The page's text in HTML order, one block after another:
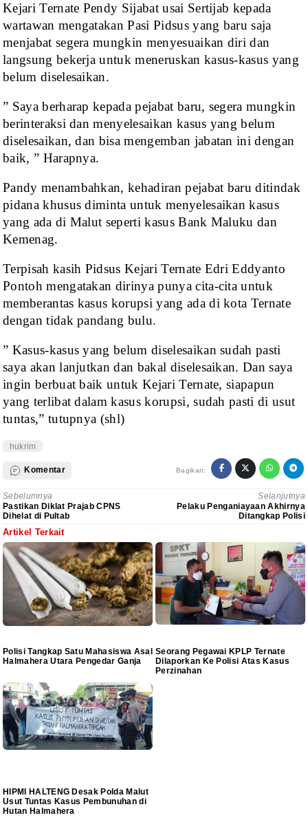
Kejari Ternate Pendy Sijabat usai Sertijab kepada
wartawan mengatakan Pasi Pidsus yang baru saja
menjabat segera mungkin menyesuaikan diri dan
langsung bekerja untuk meneruskan kasus-kasus yang
belum diselesaikan.
” Saya berharap kepada pejabat baru, segera mungkin
berinteraksi dan menyelesaikan kasus yang belum
diselesaikan, dan bisa mengemban jabatan ini dengan
baik, ” Harapnya.
Pandy menambahkan, kehadiran pejabat baru ditindak
pidana khusus diminta untuk menyelesaikan kasus
yang ada di Malut seperti kasus Bank Maluku dan
Kemenag.
Terpisah kasih Pidsus Kejari Ternate Edri Eddyanto
Pontoh mengatakan dirinya punya cita-cita untuk
memberantas kasus korupsi yang ada di kota Ternate
dengan tidak pandang bulu.
” Kasus-kasus yang belum diselesaikan sudah pasti
saya akan lanjutkan dan bakal diselesaikan. Dan saya
ingin berbuat baik untuk Kejari Ternate, siapapun
yang terlibat dalam kasus korupsi, sudah pasti di usut
tuntas,” tutupnya (shl)
hukrim
Komentar Bagikan:
Sebelumnya
Pastikan Diklat Prajab CPNS
Dihelat di Pultab
Selanjutnya
Pelaku Penganiayaan Akhirnya
Ditangkap Polisi
Artikel Terkait
Polisi Tangkap Satu Mahasiswa Asal
Halmahera Utara Pengedar Ganja
Seorang Pegawai KPLP Ternate
Dilaporkan Ke Polisi Atas Kasus
Perzinahan
HIPMI HALTENG Desak Polda Malut
Usut Tuntas Kasus Pembunuhan di
Hutan Halmahera